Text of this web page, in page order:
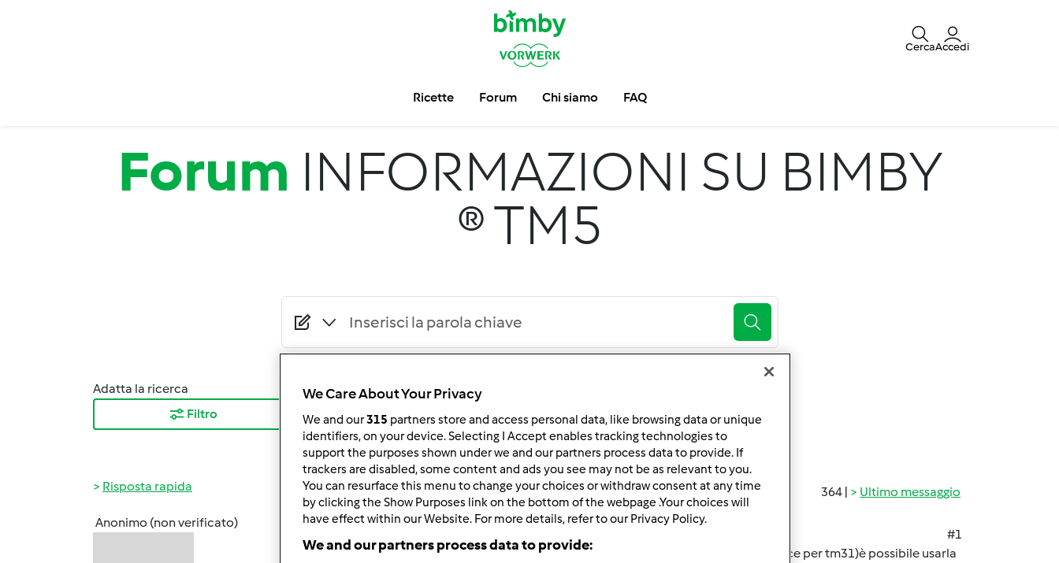
CercaAccedi
Ricette Forum Chi siamo FAQ
Forum INFORMAZIONI SU BIMBY
® TM5
Adatta la ricerca
Filtro
Ordina per:
I risultati più recenti
10
364 | Ultimo messaggio
Risposta rapida
Anonimo (non verificato)
#1
Buongiorno a tutti, avrei bisogno di un' informazione : la borsa che risulta sul sito (dice per tm31)è possibile usarla
We Care About Your Privacy
We and our315 partners store and access personal data, like browsing data or unique
identifiers, on your device. Selecting I Accept enables tracking technologies to
support the purposes shown under we and our partners process data to provide. If
trackers are disabled, some content and ads you see may not be as relevant to you.
You can resurface this menu to change your choices or withdraw consent at any time
by clicking the Show Purposes link on the bottom of the webpage .Your choices will
have effect within our Website. For more details, refer to our Privacy Policy.
We and our partners process data to provide: